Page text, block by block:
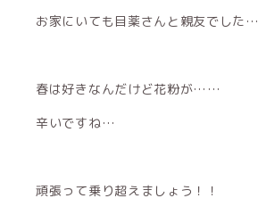
お家にいても目薬さんと親友でした…
春は好きなんだけど花粉が……
辛いですね…
頑張って乗り超えましょう！！